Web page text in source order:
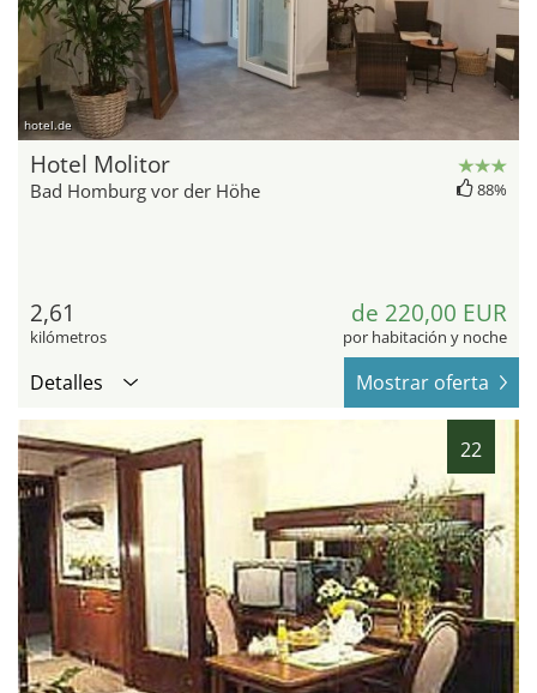
hotel.de
Hotel Molitor
Bad Homburg vor der Höhe 88%
2,61
kilómetros
de 220,00 EUR
por habitación y noche
Detalles Mostrar oferta
22